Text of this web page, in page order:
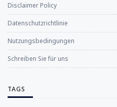
Disclaimer Policy
Datenschutzrichtlinie
Nutzungsbedingungen
Schreiben Sie für uns
TAGS